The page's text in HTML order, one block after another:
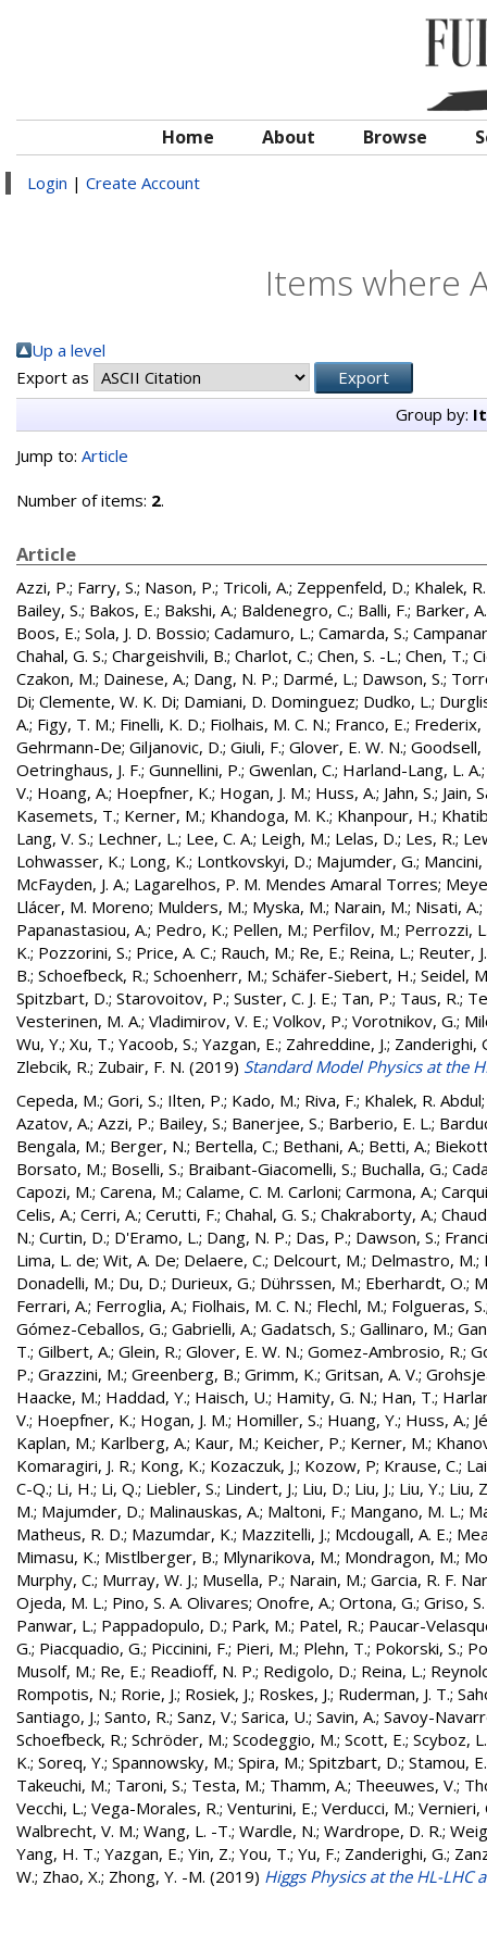
Home About Browse
Login | Create Account
Items where
Up a level
Export as
Group by:
Jump to: Article
Number of items: 2.
Article
Azzi, P.; Farry, S.; Nason, P.; Tricoli, A.; Zeppenfeld, D.; Khalek,
Bailey, S.; Bakos, E.; Bakshi, A.; Baldenegro, C.; Balli, F.; Barker, A.
Boos, E.; Sola, J. D. Bossio; Cadamuro, L.; Camarda, S.;
Chahal, G. S.; Chargeishvili, B.; Charlot, C.; Chen, S. -L.; Chen, T.;
Czakon, M.; Dainese, A.; Dang, N. P.; Darmé, L.; Dawson, S.;
Di; Clemente, W. K. Di; Damiani, D. Dominguez; Dudko, L.;
A.; Figy, T. M.; Finelli, K. D.; Fiolhais, M. C. N.; Franco, E.; Frederix,
Gehrmann-De; Giljanovic, D.; Giuli, F.; Glover, E. W. N.; Goodsell,
Oetringhaus, J. F.; Gunnellini, P.; Gwenlan, C.; Harland-Lang, L. A.
V.; Hoang, A.; Hoepfner, K.; Hogan, J. M.; Huss, A.; Jahn, S.; Jain,
Kasemets, T.; Kerner, M.; Khandoga, M. K.; Khanpour, H.;
Lang, V. S.; Lechner, L.; Lee, C. A.; Leigh, M.; Lelas, D.; Les, R.;
Lohwasser, K.; Long, K.; Lontkovskyi, D.; Majumder, G.; Mancini,
McFayden, J. A.; Lagarelhos, P. M. Mendes Amaral Torres;
Llácer, M. Moreno; Mulders, M.; Myska, M.; Narain, M.; Nisati, A.;
Papanastasiou, A.; Pedro, K.; Pellen, M.; Perfilov, M.; Perrozzi,
K.; Pozzorini, S.; Price, A. C.; Rauch, M.; Re, E.; Reina, L.; Reuter, J.
B.; Schoefbeck, R.; Schoenherr, M.; Schäfer-Siebert, H.; Seidel,
Spitzbart, D.; Starovoitov, P.; Suster, C. J. E.; Tan, P.; Taus, R.;
Vesterinen, M. A.; Vladimirov, V. E.; Volkov, P.; Vorotnikov, G.;
Wu, Y.; Xu, T.; Yacoob, S.; Yazgan, E.; Zahreddine, J.; Zanderighi,
Zlebcik, R.; Zubair, F. N. (2019) Standard Model Physics at the
Cepeda, M.; Gori, S.; Ilten, P.; Kado, M.; Riva, F.; Khalek, R. Abdul
Azatov, A.; Azzi, P.; Bailey, S.; Banerjee, S.; Barberio, E. L.;
Bengala, M.; Berger, N.; Bertella, C.; Bethani, A.; Betti, A.;
Borsato, M.; Boselli, S.; Braibant-Giacomelli, S.; Buchalla, G.;
Capozi, M.; Carena, M.; Calame, C. M. Carloni; Carmona, A.;
Celis, A.; Cerri, A.; Cerutti, F.; Chahal, G. S.; Chakraborty, A.;
N.; Curtin, D.; D'Eramo, L.; Dang, N. P.; Das, P.; Dawson, S.;
Lima, L. de; Wit, A. De; Delaere, C.; Delcourt, M.; Delmastro, M.;
Donadelli, M.; Du, D.; Durieux, G.; Dührssen, M.; Eberhardt, O.;
Ferrari, A.; Ferroglia, A.; Fiolhais, M. C. N.; Flechl, M.; Folgueras, S.
Gómez-Ceballos, G.; Gabrielli, A.; Gadatsch, S.; Gallinaro, M.;
T.; Gilbert, A.; Glein, R.; Glover, E. W. N.; Gomez-Ambrosio, R.;
P.; Grazzini, M.; Greenberg, B.; Grimm, K.; Gritsan, A. V.;
Haacke, M.; Haddad, Y.; Haisch, U.; Hamity, G. N.; Han, T.;
V.; Hoepfner, K.; Hogan, J. M.; Homiller, S.; Huang, Y.; Huss, A.;
Kaplan, M.; Karlberg, A.; Kaur, M.; Keicher, P.; Kerner, M.;
Komaragiri, J. R.; Kong, K.; Kozaczuk, J.; Kozow, P; Krause, C.;
C-Q.; Li, H.; Li, Q.; Liebler, S.; Lindert, J.; Liu, D.; Liu, J.; Liu, Y.; Liu,
M.; Majumder, D.; Malinauskas, A.; Maltoni, F.; Mangano, M. L.;
Matheus, R. D.; Mazumdar, K.; Mazzitelli, J.; Mcdougall, A. E.;
Mimasu, K.; Mistlberger, B.; Mlynarikova, M.; Mondragon, M.;
Murphy, C.; Murray, W. J.; Musella, P.; Narain, M.; Garcia, R. F.
Ojeda, M. L.; Pino, S. A. Olivares; Onofre, A.; Ortona, G.; Griso,
Panwar, L.; Pappadopulo, D.; Park, M.; Patel, R.; Paucar-
G.; Piacquadio, G.; Piccinini, F.; Pieri, M.; Plehn, T.; Pokorski, S.;
Musolf, M.; Re, E.; Readioff, N. P.; Redigolo, D.; Reina, L.;
Rompotis, N.; Rorie, J.; Rosiek, J.; Roskes, J.; Ruderman, J. T.;
Santiago, J.; Santo, R.; Sanz, V.; Sarica, U.; Savin, A.; Savoy-
Schoefbeck, R.; Schröder, M.; Scodeggio, M.; Scott, E.; Scyboz, L.
K.; Soreq, Y.; Spannowsky, M.; Spira, M.; Spitzbart, D.; Stamou, E.
Takeuchi, M.; Taroni, S.; Testa, M.; Thamm, A.; Theeuwes, V.;
Vecchi, L.; Vega-Morales, R.; Venturini, E.; Verducci, M.; Vernieri,
Walbrecht, V. M.; Wang, L. -T.; Wardle, N.; Wardrope, D. R.;
Yang, H. T.; Yazgan, E.; Yin, Z.; You, T.; Yu, F.; Zanderighi, G.;
W.; Zhao, X.; Zhong, Y. -M. (2019) Higgs Physics at the HL-LHC